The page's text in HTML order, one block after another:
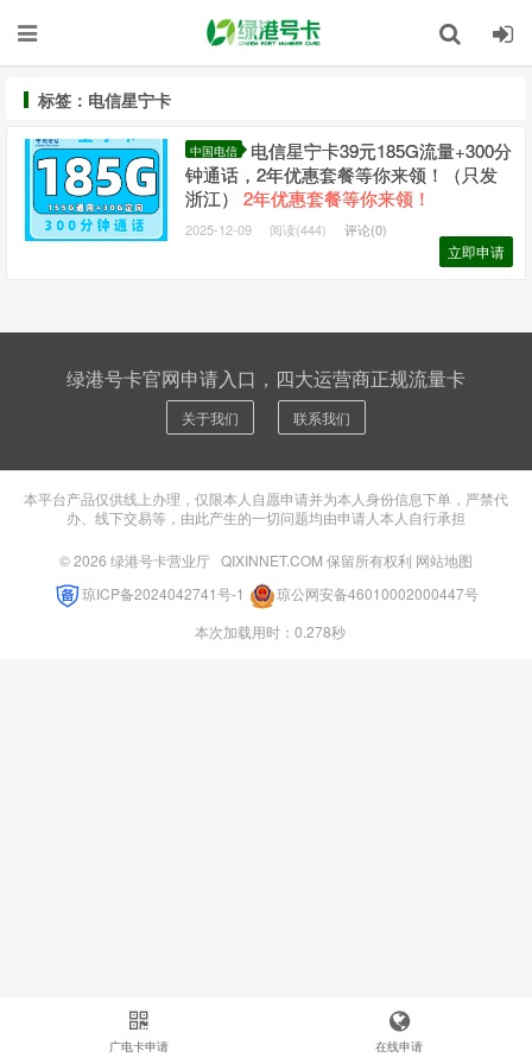
标签：电信星宁卡
中国电信
电信星宁卡39元185G流量+300分
钟通话，2年优惠套餐等你来领！（只发
浙江） 2年优惠套餐等你来领！
2025-12-09 阅读(444) 评论(0)
立即申请
绿港号卡官网申请入口，四大运营商正规流量卡
关于我们 联系我们
本平台产品仅供线上办理，仅限本人自愿申请并为本人身份信息下单，严禁代
办、线下交易等，由此产生的一切问题均由申请人本人自行承担
© 2026 绿港号卡营业厅 QIXINNET.COM 保留所有权利 网站地图
琼ICP备2024042741号-1
琼公网安备46010002000447号
本次加载用时：0.278秒
广电卡申请 在线申请